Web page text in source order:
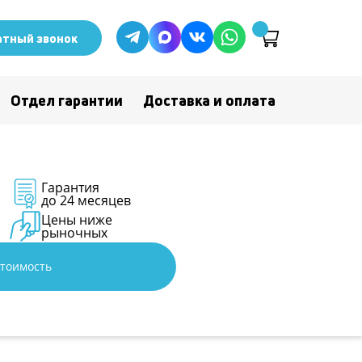
звонок
Отдел гарантии Доставка и оплата
Гарантия
до 24 месяцев
Цены ниже
рыночных
и